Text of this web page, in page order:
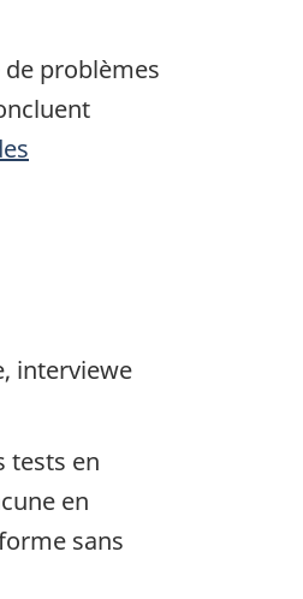
problèmes
interviewe
tests en
en
sans